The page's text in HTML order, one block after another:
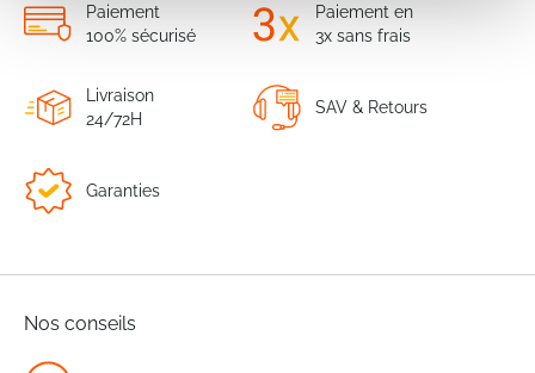
Paiement
100% sécurisé
Paiement en
3x sans frais
Livraison
24/72H
SAV & Retours
Garanties
Nos conseils